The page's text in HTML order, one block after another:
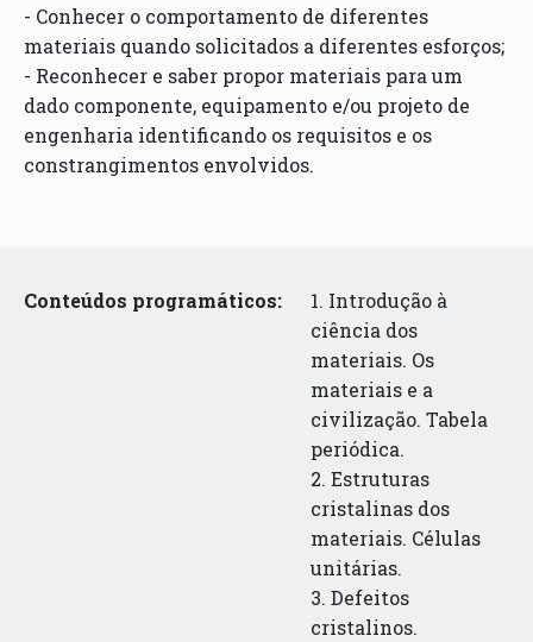
- Conhecer o comportamento de diferentes
materiais quando solicitados a diferentes esforços;
- Reconhecer e saber propor materiais para um
dado componente, equipamento e/ou projeto de
engenharia identificando os requisitos e os
constrangimentos envolvidos.
Conteúdos programáticos:
1. Introdução à
ciência dos
materiais. Os
materiais e a
civilização. Tabela
periódica.
2. Estruturas
cristalinas dos
materiais. Células
unitárias.
3. Defeitos
cristalinos.